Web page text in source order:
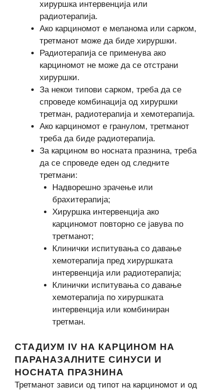
хируршка интервенција или
радиотерапија.
Ако карциномот е меланома или сарком,
третманот може да биде хируршки.
Радиотерапија се применува ако
карциномот не може да се отстрани
хируршки.
За некои типови сарком, треба да се
спроведе комбинација од хируршки
третман, радиотерапија и хемотерапија.
Ако карциномот е гранулом, третманот
треба да биде радиотерапија.
За карцином во носната празнина, треба
да се спроведе еден од следните
третмани:
Надворешно зрачење или
брахитерапија;
Хируршка интервенција ако
карциномот повторно се јавува по
третманот;
Клинички испитувања со давање
хемотерапија пред хируршката
интервенција или радиотерапија;
Клинички испитувања со давање
хемотерапија по хируршката
интервенција или комбиниран
третман.
СТАДИУМ IV НА КАРЦИНОМ НА
ПАРАНАЗАЛНИТЕ СИНУСИ И
НОСНАТА ПРАЗНИНА
Третманот зависи од типот на карциномот и од